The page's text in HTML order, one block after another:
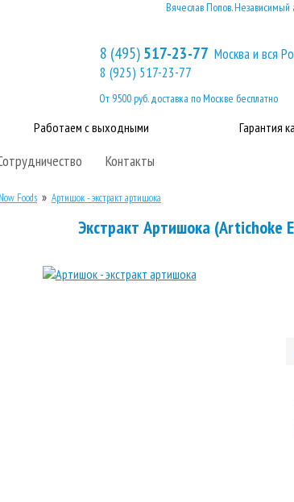
Контакты
Работаем с выходными Гарантия
8 (495)517-23-77 Москва и вся
8 (925) 517-23-77
От 9500 руб. доставка по Москве бесплатно
Вячеслав Попов.
Now Foods » Артишок - экстракт артишока
Экстракт Артишока (Artichoke